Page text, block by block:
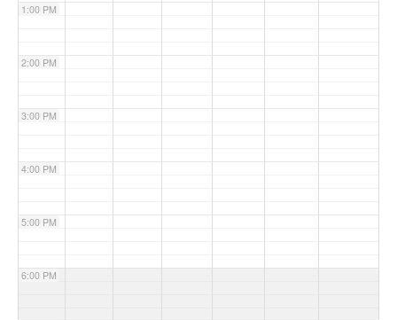
1:00 PM
2:00 PM
3:00 PM
4:00 PM
5:00 PM
6:00 PM